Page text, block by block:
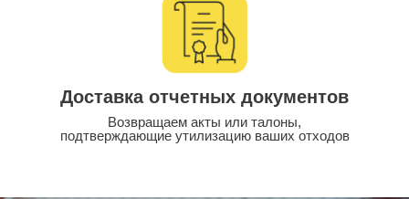
Доставка отчетных документов
Возвращаем акты или талоны,
подтверждающие утилизацию ваших отходов